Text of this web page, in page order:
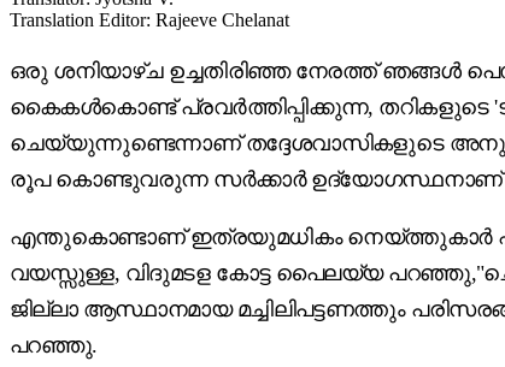
Translation Editor: Rajeeve Chelanat
ഒരു ശനിയാഴ്ച ഉച്ചതിരിഞ്ഞ നേരത്ത് ഞങ്ങൾ
കൈകൾകൊണ്ട് പ്രവർത്തിപ്പിക്കുന്ന, തറികളുടെ
ചെയ്യുന്നുണ്ടെന്നാണ് തദ്ദേശവാസികളുടെ
രൂപ കൊണ്ടുവരുന്ന സർക്കാർ ഉദ്യോഗസ്ഥനാണ്
എന്തുകൊണ്ടാണ് ഇത്രയുമധികം നെയ്ത്തുകാർ
വയസ്സുള്ള, വിദുമടള കോട്ട പൈലയ്യ
ജില്ലാ ആസ്ഥാനമായ മച്ചിലിപട്ടണത്തും
പറഞ്ഞു.